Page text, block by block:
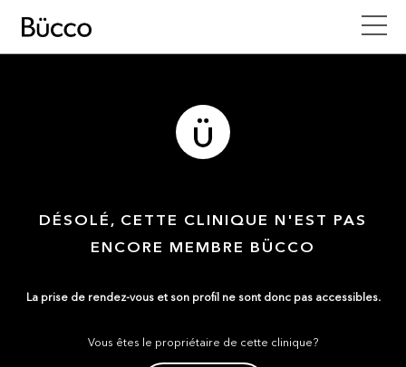
DÉSOLÉ, CETTE CLINIQUE N'EST PAS
ENCORE MEMBRE BÜCCO
La prise de rendez-vous et son profil ne sont donc pas accessibles.
Vous êtes le propriétaire de cette clinique?